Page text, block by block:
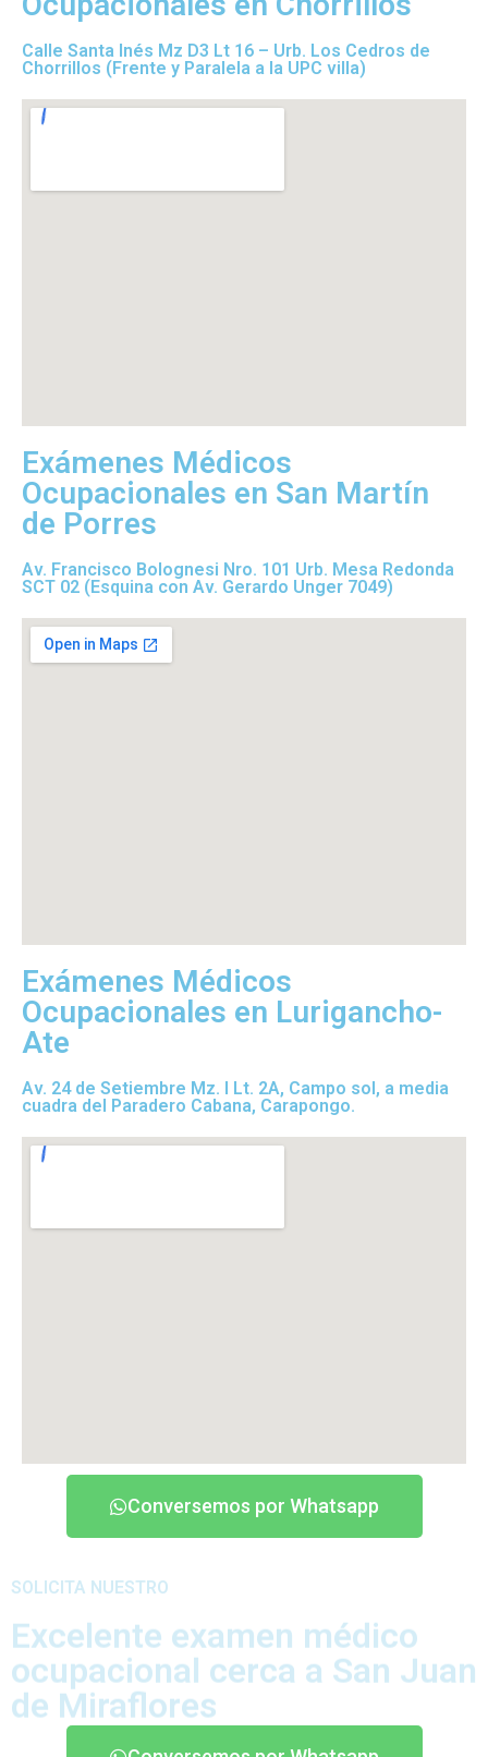
Calle Santa Inés Mz D3 Lt 16 – Urb. Los Cedros de
Chorrillos (Frente y Paralela a la UPC villa)
Exámenes Médicos
Ocupacionales en San Martín
de Porres
Av. Francisco Bolognesi Nro. 101 Urb. Mesa Redonda
SCT 02 (Esquina con Av. Gerardo Unger 7049)
Exámenes Médicos
Ocupacionales en Lurigancho-
Ate
Av. 24 de Setiembre Mz. I Lt. 2A, Campo sol, a media
cuadra del Paradero Cabana, Carapongo.
Conversemos por Whatsapp
SOLICITA NUESTRO
Excelente examen médico
ocupacional cerca a San Juan
de Miraflores